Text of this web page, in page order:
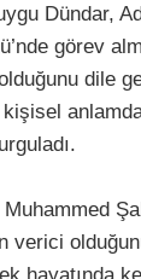
Dündar,
görev
dile
verici